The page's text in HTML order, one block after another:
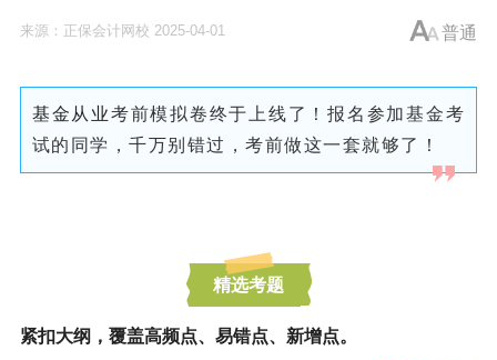
普通
来源： 正保会计网校 2025-04-01
基金从业考前模拟卷终于上线了！报名参加基金考
试的同学，千万别错过，考前做这一套就够了！
精选考题
紧扣大纲，覆盖高频点、易错点、新增点。